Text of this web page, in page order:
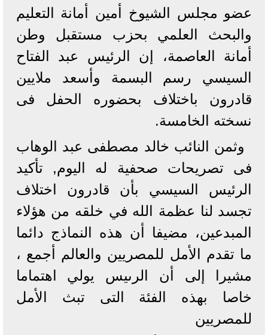
عضو مجلس الشيوخ أمين أمانة التعليم
والبحث العلمي بحزب مستقبل وطن
أمانة العاصمة، إن الرئيس عبد الفتاح
السيسي رسم البسمة وأسعد ملايين
قادرون باختلاف بحضوره الحفل فى
نسخته الخامسة.
وثمن النائب خالد مصطفى عبد الوهاب
فى تصريحات صحفية له اليوم, تأكيد
الرئيس السيسي بأن قادرون اختلاف
تجسد لنا عظمة الله في خلقه من هؤلاء
المبدعين، مضيفا أن هذه النماذج دائما
ما تقدم الأمل للمصريين والعالم أجمع ،
مشيرا إلى أن الرىيس يولي اهتماما
خاصا بهذه الفئة التى تبث الأمل
للمصريين